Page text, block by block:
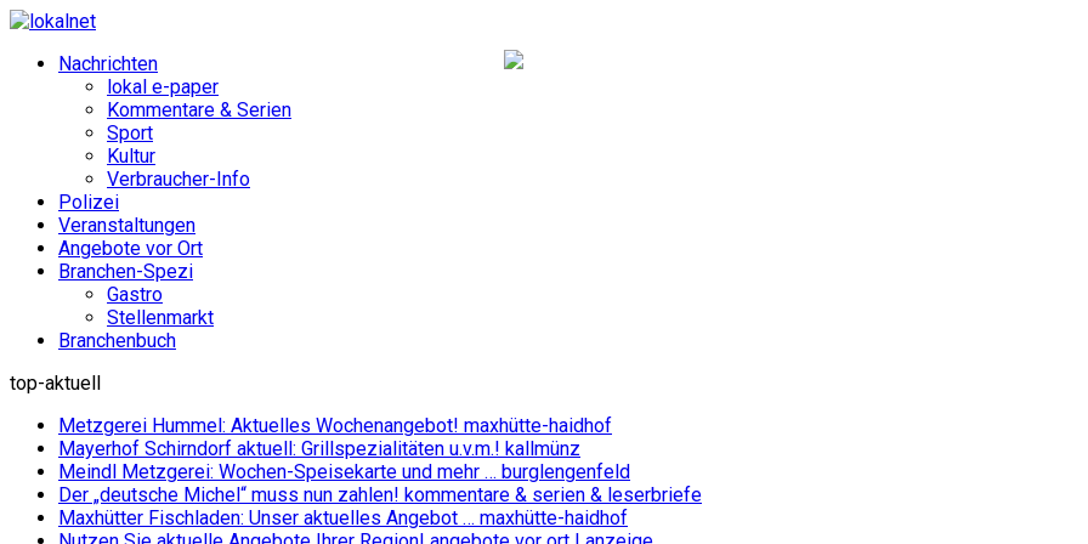
Nachrichten
lokal e-paper
Kommentare & Serien
Sport
Kultur
Verbraucher-Info
Polizei
Veranstaltungen
Angebote vor Ort
Branchen-Spezi
Gastro
Stellenmarkt
Branchenbuch
top-aktuell
Metzgerei Hummel: Aktuelles Wochenangebot! maxhütte-haidhof
Mayerhof Schirndorf aktuell: Grillspezialitäten u.v.m.! kallmünz
Meindl Metzgerei: Wochen-Speisekarte und mehr … burglengenfeld
Der „deutsche Michel“ muss nun zahlen! kommentare & serien & leserbriefe
Maxhütter Fischladen: Unser aktuelles Angebot … maxhütte-haidhof